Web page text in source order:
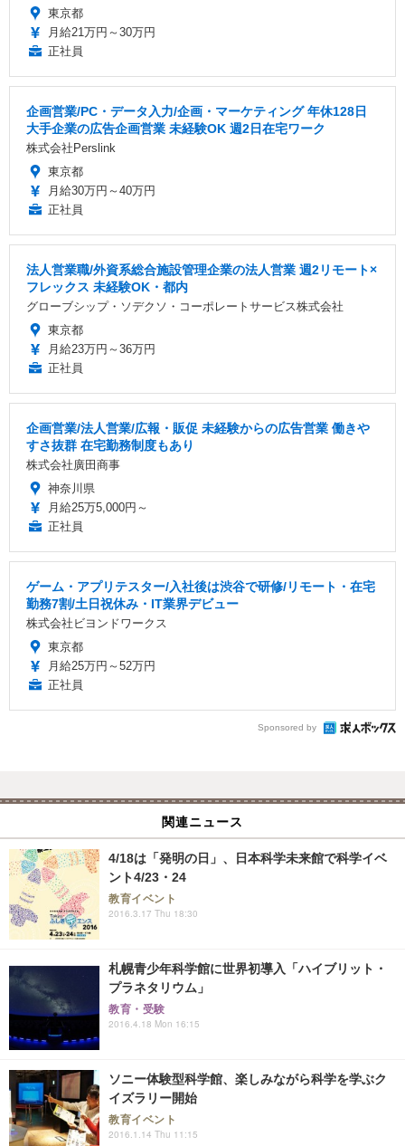
東京都
月給21万円～30万円
正社員
企画営業/PC・データ入力/企画・マーケティング 年休128日
大手企業の広告企画営業 未経験OK 週2日在宅ワーク
株式会社Perslink
東京都
月給30万円～40万円
正社員
法人営業職/外資系総合施設管理企業の法人営業 週2リモート×
フレックス 未経験OK・都内
グローブシップ・ソデクソ・コーポレートサービス株式会社
東京都
月給23万円～36万円
正社員
企画営業/法人営業/広報・販促 未経験からの広告営業 働きや
すさ抜群 在宅勤務制度もあり
株式会社廣田商事
神奈川県
月給25万5,000円～
正社員
ゲーム・アプリテスター/入社後は渋谷で研修/リモート・在宅
勤務7割/土日祝休み・IT業界デビュー
株式会社ビヨンドワークス
東京都
月給25万円～52万円
正社員
Sponsored by
関連ニュース
4/18は「発明の日」、日本科学未来館で科学イベ
ント4/23・24
教育イベント
2016.3.17 Thu 18:30
札幌青少年科学館に世界初導入「ハイブリット・
プラネタリウム」
教育・受験
2016.4.18 Mon 16:15
ソニー体験型科学館、楽しみながら科学を学ぶク
イズラリー開始
教育イベント
2016.1.14 Thu 11:15